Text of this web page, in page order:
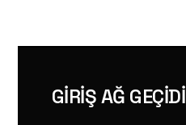
GIRIŞ AĞ GEÇIDI